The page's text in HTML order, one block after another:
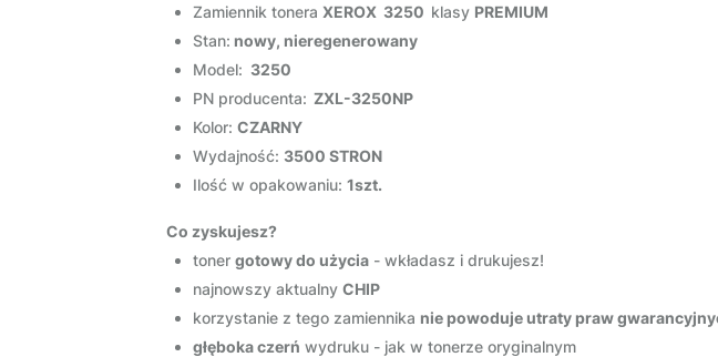
Zamiennik tonera XEROX 3250 klasy PREMIUM
Stan: nowy, nieregenerowany
Model: 3250
PN producenta: ZXL-3250NP
Kolor: CZARNY
Wydajność: 3500 STRON
Ilość w opakowaniu: 1szt.
Co zyskujesz?
toner gotowy do użycia - wkładasz i drukujesz!
najnowszy aktualny CHIP
korzystanie z tego zamiennika nie powoduje utraty praw
głęboka czerń wydruku - jak w tonerze oryginalnym